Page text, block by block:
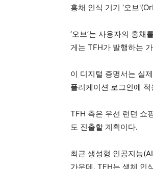
홍채 인식 기기 ‘오브
‘오브’는 사용자의 홍채
게는 TFH가 발행하는
이 디지털 증명서는 실
플리케이션 로그인에
TFH 측은 우선 런던 쇼
도 진출할 계획이다.
최근 생성형 인공지능
가운데, TFH는 생체 인